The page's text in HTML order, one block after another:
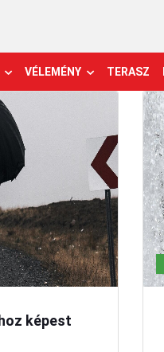
VÉLEMÉNY TERASZ
képest